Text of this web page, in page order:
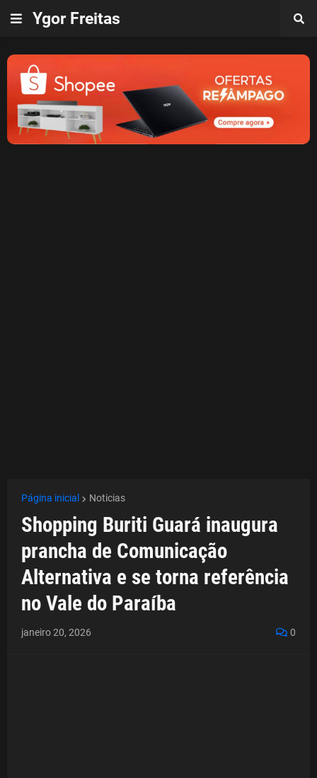
Ygor Freitas
Página inicial Noticias
Shopping Buriti Guará inaugura
prancha de Comunicação
Alternativa e se torna referência
no Vale do Paraíba
janeiro 20, 2026 0